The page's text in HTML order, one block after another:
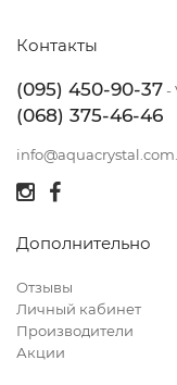
Контакты
(095) 450-90-37-
(068) 375-46-46
Дополнительно
Отзывы
Личный кабинет
Производители
Акции